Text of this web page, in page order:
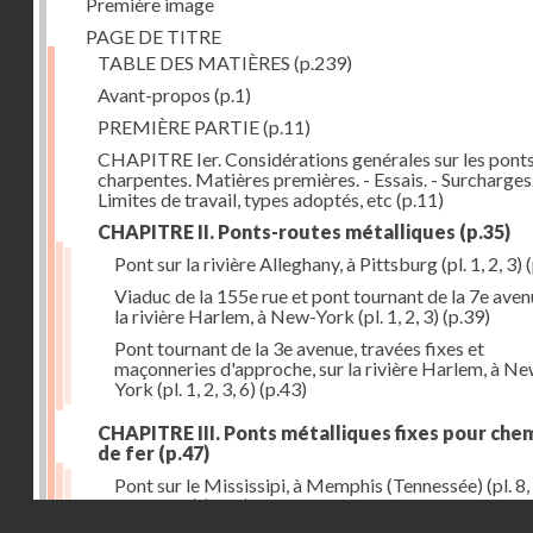
PAGE DE TITRE
TABLE DES MATIÈRES (p.239)
Avant-propos (p.1)
PREMIÈRE PARTIE(p.11)
CHAPITRE Ier. Considérations genérales sur les
charpentes. Matières premières. - Essais. -
Limites de travail, types adoptés, etc (p.11)
CHAPITRE II. Ponts-routes métalliques (p.35)
Pont sur la rivière Alleghany, à Pittsburg (pl. 1, 2, 3)
Viaduc de la 155e rue et pont tournant de la 7e
la rivière Harlem, à New-York (pl. 1, 2, 3) (p.39)
Pont tournant de la 3e avenue, travées fixes et
maçonneries d'approche, sur la rivière Harlem, à
York (pl. 1, 2, 3, 6) (p.43)
CHAPITRE III. Ponts métalliques fixes pour
de fer (p.47)
Pont sur le Mississipi, à Memphis (Tennessée) (pl. 8,
11, 12, 13)(p.47)